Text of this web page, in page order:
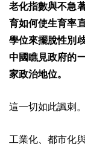
老化指數與不急
育如何使生育率
學位來擺脫性別
中國瞧見政府的
家政治地位。
這一切如此諷刺。
工業化、都市化